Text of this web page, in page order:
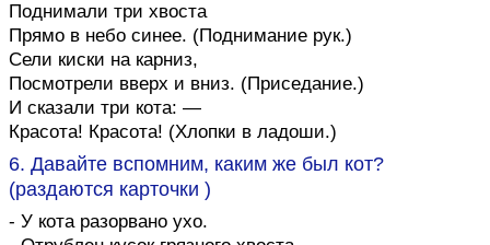
Поднимали три хвоста
Прямо в небо синее. (Поднимание рук.)
Сели киски на карниз,
Посмотрели вверх и вниз. (Приседание.)
И сказали три кота: —
Красота! Красота! (Хлопки в ладоши.)
6. Давайте вспомним, каким же был кот?
(раздаются карточки )
- У кота разорвано ухо.